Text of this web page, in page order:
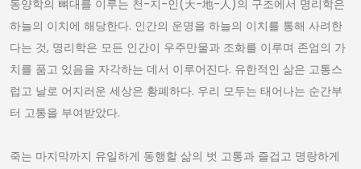
동양학의 뼈대를 이루는 천-지-인(天-地-人)의 구조에서 명리학은
하늘의 이치에 해당한다. 인간의 운명을 하늘의 이치를 통해 사려한
다는 것, 명리학은 모든 인간이 우주만물과 조화를 이루며 존엄의 가
치를 품고 있음을 자각하는 데서 이루어진다. 유한적인 삶은 고통스
럽고 날로 어지러운 세상은 황폐하다. 우리 모두는 태어나는 순간부
터 고통을 부여받았다.
죽는 마지막까지 유일하게 동행할 삶의 벗 고통과 즐겁고 명랑하게